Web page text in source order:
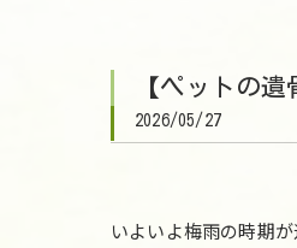
【ペットの
2026/05/27
いよいよ梅雨の時期